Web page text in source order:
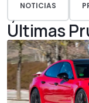
NOTICIAS
Últimas